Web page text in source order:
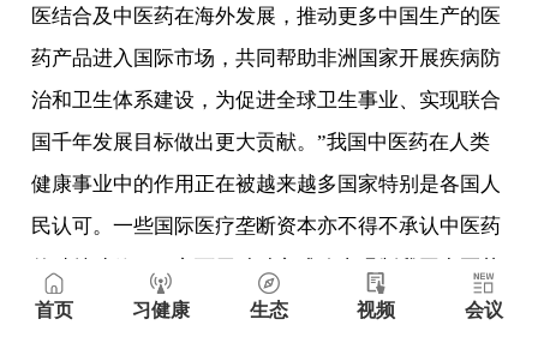
医结合及中医药在海外发展，推动更多中国生产的医
药产品进入国际市场，共同帮助非洲国家开展疾病防
治和卫生体系建设，为促进全球卫生事业、实现联合
国千年发展目标做出更大贡献。”我国中医药在人类
健康事业中的作用正在被越来越多国家特别是各国人
民认可。一些国际医疗垄断资本亦不得不承认中医药
的独特功效，一方面用种种方式攻击遏制我国中医药
事业传承发展，另一方面企图通过收买甚至盗窃等方
首页 习健康 生态 视频 会议